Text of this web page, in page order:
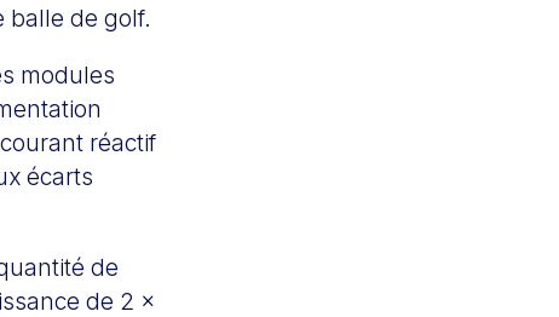
balle de golf.
modules
réactif
écarts
de
de 2 x